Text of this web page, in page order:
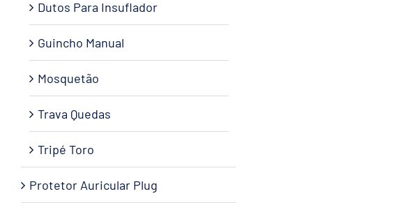
Dutos Para Insuflador
Guincho Manual
Mosquetão
Trava Quedas
Tripé Toro
Protetor Auricular Plug